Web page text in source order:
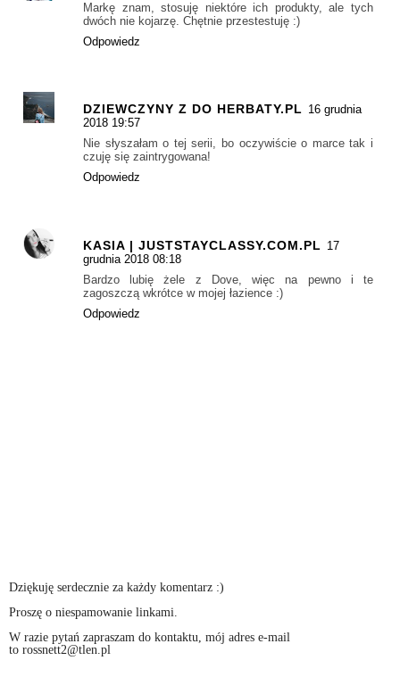
Markę znam, stosuję niektóre ich produkty, ale tych
dwóch nie kojarzę. Chętnie przestestuję :)
Odpowiedz
DZIEWCZYNY Z DO HERBATY.PL 16 grudnia
2018 19:57
Nie słyszałam o tej serii, bo oczywiście o marce tak i
czuję się zaintrygowana!
Odpowiedz
KASIA | JUSTSTAYCLASSY.COM.PL 17
grudnia 2018 08:18
Bardzo lubię żele z Dove, więc na pewno i te
zagoszczą wkrótce w mojej łazience :)
Odpowiedz
Dziękuję serdecznie za każdy komentarz :)
Proszę o niespamowanie linkami.
W razie pytań zapraszam do kontaktu, mój adres e-mail
to rossnett2@tlen.pl